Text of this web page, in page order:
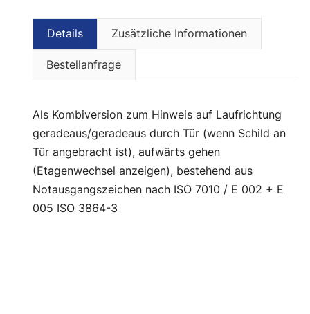
Details Zusätzliche Informationen
Bestellanfrage
als Kombiversion zum Hinweis auf Laufrichtung
geradeaus/geradeaus durch Tür (wenn Schild an
Tür angebracht ist), aufwärts gehen
(Etagenwechsel anzeigen), bestehend aus
Notausgangszeichen nach ISO 7010 / E 002 + E
005 ISO 3864-3